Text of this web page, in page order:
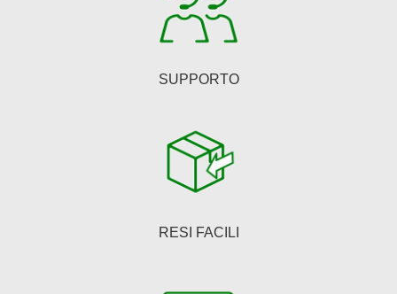
SUPPORTO
RESI FACILI